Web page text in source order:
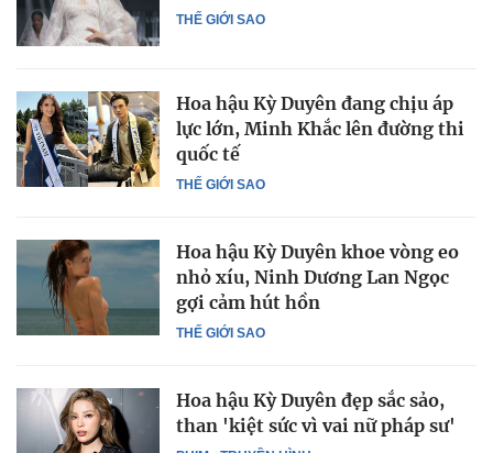
THẾ GIỚI SAO
THẾ GIỚI SAO
Hoa hậu Kỳ Duyên đang chịu áp
lực lớn, Minh Khắc lên đường thi
quốc tế
THẾ GIỚI SAO
Hoa hậu Kỳ Duyên khoe vòng eo
nhỏ xíu, Ninh Dương Lan Ngọc
gợi cảm hút hồn
Hoa hậu Kỳ Duyên đẹp sắc sảo,
than 'kiệt sức vì vai nữ pháp sư'